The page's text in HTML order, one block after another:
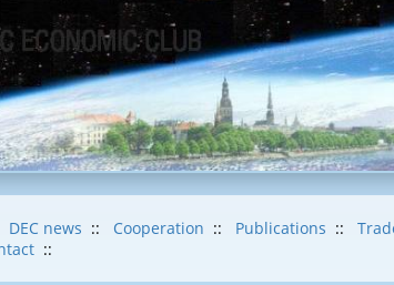
DEC news :: Cooperation :: Publications ::
::